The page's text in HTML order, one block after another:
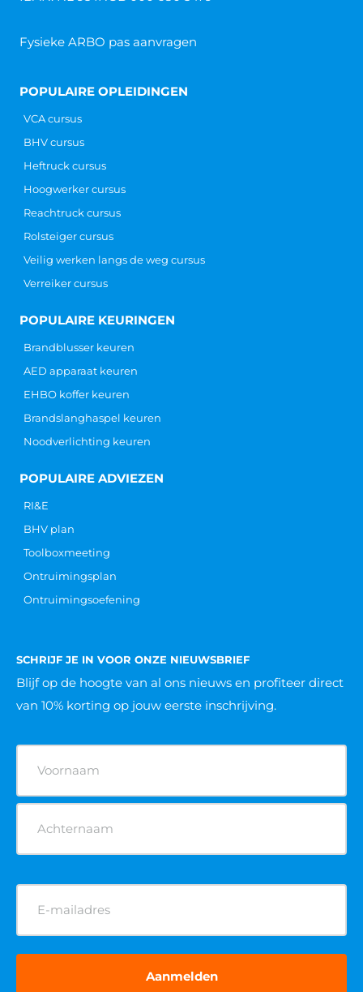
Fysieke ARBO pas aanvragen
POPULAIRE OPLEIDINGEN
VCA cursus
BHV cursus
Heftruck cursus
Hoogwerker cursus
Reachtruck cursus
Rolsteiger cursus
Veilig werken langs de weg cursus
Verreiker cursus
POPULAIRE KEURINGEN
Brandblusser keuren
AED apparaat keuren
EHBO koffer keuren
Brandslanghaspel keuren
Noodverlichting keuren
POPULAIRE ADVIEZEN
RI&E
BHV plan
Toolboxmeeting
Ontruimingsplan
Ontruimingsoefening
SCHRIJF JE IN VOOR ONZE NIEUWSBRIEF
Blijf op de hoogte van al ons nieuws en profiteer direct
van 10% korting op jouw eerste inschrijving.
(Vereist)
E-
mailadres
(Vereist)